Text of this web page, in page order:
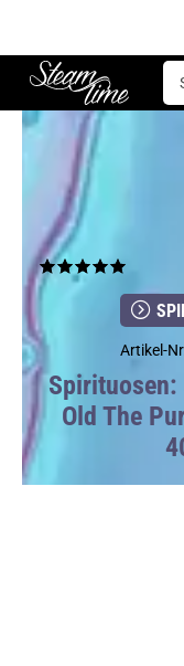
Steam time
Spirituosen
Artikel-
Spirituosen:
Old The